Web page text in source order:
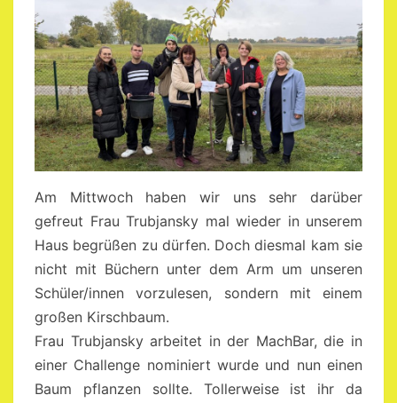
Am Mittwoch haben wir uns sehr darüber
gefreut Frau Trubjansky mal wieder in unserem
Haus begrüßen zu dürfen. Doch diesmal kam sie
nicht mit Büchern unter dem Arm um unseren
Schüler/innen vorzulesen, sondern mit einem
großen Kirschbaum.
Frau Trubjansky arbeitet in der MachBar, die in
einer Challenge nominiert wurde und nun einen
Baum pflanzen sollte. Tollerweise ist ihr da